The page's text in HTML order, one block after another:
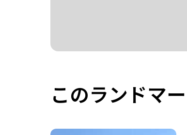
このランドマ